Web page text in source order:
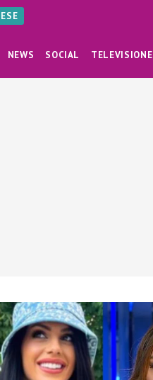
NEWS SOCIAL TELEVISIONE